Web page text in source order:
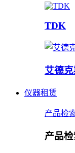
TDK
艾德
仪器租赁
产品检
产品